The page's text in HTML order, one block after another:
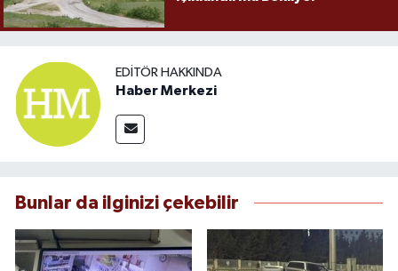
EDITÖR HAKKINDA
Haber Merkezi
Bunlar da ilginizi çekebilir